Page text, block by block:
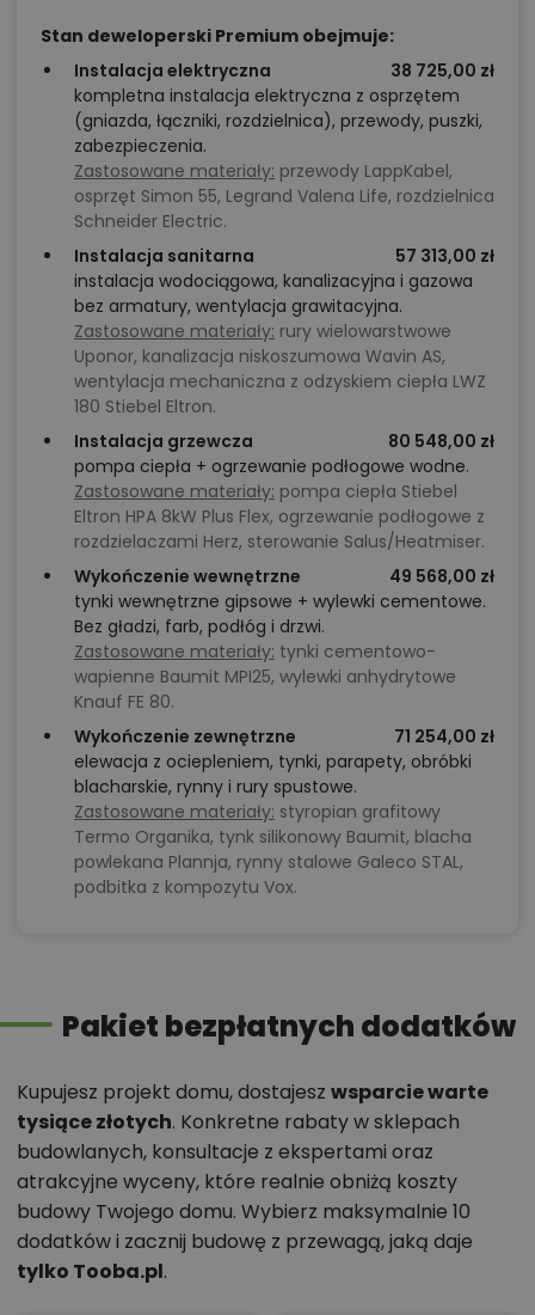
Stan deweloperski Premium obejmuje:
Instalacja elektryczna
38 725,00 zł
kompletna instalacja elektryczna z osprzętem
(gniazda, łączniki, rozdzielnica), przewody, puszki,
zabezpieczenia.
Zastosowane materiały: przewody LappKabel,
osprzęt Simon 55, Legrand Valena Life, rozdzielnica
Schneider Electric.
Instalacja sanitarna
57 313,00 zł
instalacja wodociągowa, kanalizacyjna i gazowa
bez armatury, wentylacja grawitacyjna.
Zastosowane materiały: rury wielowarstwowe
Uponor, kanalizacja niskoszumowa Wavin AS,
wentylacja mechaniczna z odzyskiem ciepła LWZ
180 Stiebel Eltron.
Instalacja grzewcza
80 548,00 zł
pompa ciepła + ogrzewanie podłogowe wodne.
Zastosowane materiały: pompa ciepła Stiebel
Eltron HPA 8kW Plus Flex, ogrzewanie podłogowe z
rozdzielaczami Herz, sterowanie Salus/Heatmiser.
Wykończenie wewnętrzne
49 568,00 zł
tynki wewnętrzne gipsowe + wylewki cementowe.
Bez gładzi, farb, podłóg i drzwi.
Zastosowane materiały: tynki cementowo-
wapienne Baumit MPI25, wylewki anhydrytowe
Knauf FE 80.
Wykończenie zewnętrzne
71 254,00 zł
elewacja z ociepleniem, tynki, parapety, obróbki
blacharskie, rynny i rury spustowe.
Zastosowane materiały: styropian grafitowy
Termo Organika, tynk silikonowy Baumit, blacha
powlekana Plannja, rynny stalowe Galeco STAL,
podbitka z kompozytu Vox.
Pakiet bezpłatnych dodatków
Kupujesz projekt domu, dostajesz wsparcie warte
tysiące złotych. Konkretne rabaty w sklepach
budowlanych, konsultacje z ekspertami oraz
atrakcyjne wyceny, które realnie obniżą koszty
budowy Twojego domu. Wybierz maksymalnie 10
dodatków i zacznij budowę z przewagą, jaką daje
tylko Tooba.pl.